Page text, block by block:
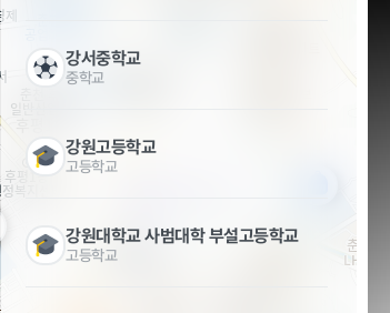
강서중학교
중학교
강원고등학교
고등학교
강원대학교 사범대학 부설고등학교
고등학교